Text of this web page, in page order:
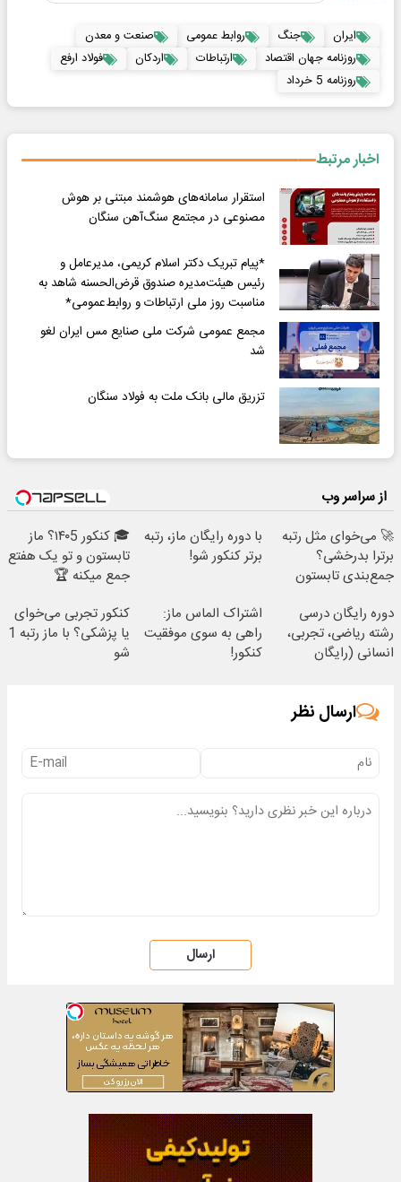
ایران جنگ روابط عمومی
صنعت و معدن
روزنامه جهان اقتصاد
ارتباطات اردکان
فولاد ارفع
روزنامه 5 خرداد
اخبار مرتبط
استقرار سامانه‌های هوشمند مبتنی بر هوش
مصنوعی در مجتمع سنگ‌آهن سنگان
*پیام تبریک دکتر اسلام کریمی، مدیرعامل و
رئیس هیئت‌مدیره صندوق قرض‌الحسنه شاهد به
مناسبت روز ملی ارتباطات و روابط‌عمومی‌*
مجمع عمومی شرکت ملی صنایع مس ایران لغو
شد
تزریق مالی بانک ملت به فولاد سنگان
از سراسر وب
🚀 می‌خوای مثل رتبه
برترا بدرخشی؟
جمع‌بندی تابستون
با دوره رایگان ماز، رتبه
برتر کنکور شو!
🎓 کنکور ۱۴۰5؟ ماز
تابستون و تو یک هفتع
جمع میکنه 🏆
دوره رایگان درسی
رشته ریاضی، تجربی،
انسانی (رایگان
اشتراک الماس ماز:
راهی به سوی موفقیت
کنکور!
کنکور تجربی می‌خوای
یا پزشکی؟ با ماز رتبه 1
شو
ارسال نظر
ارسال